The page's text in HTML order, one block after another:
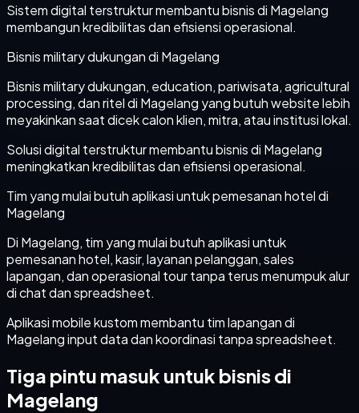
Sistem digital terstruktur membantu bisnis di Magelang
membangun kredibilitas dan efisiensi operasional.
Bisnis military dukungan di Magelang
Bisnis military dukungan, education, pariwisata, agricultural
processing, dan ritel di Magelang yang butuh website lebih
meyakinkan saat dicek calon klien, mitra, atau institusi lokal.
Solusi digital terstruktur membantu bisnis di Magelang
meningkatkan kredibilitas dan efisiensi operasional.
Tim yang mulai butuh aplikasi untuk pemesanan hotel di
Magelang
Di Magelang, tim yang mulai butuh aplikasi untuk
pemesanan hotel, kasir, layanan pelanggan, sales
lapangan, dan operasional tour tanpa terus menumpuk alur
di chat dan spreadsheet.
Aplikasi mobile kustom membantu tim lapangan di
Magelang input data dan koordinasi tanpa spreadsheet.
Tiga pintu masuk untuk bisnis di
Magelang